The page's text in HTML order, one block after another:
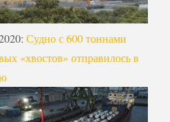
: Судно с 600 тоннами
«хвостов» отправилось в